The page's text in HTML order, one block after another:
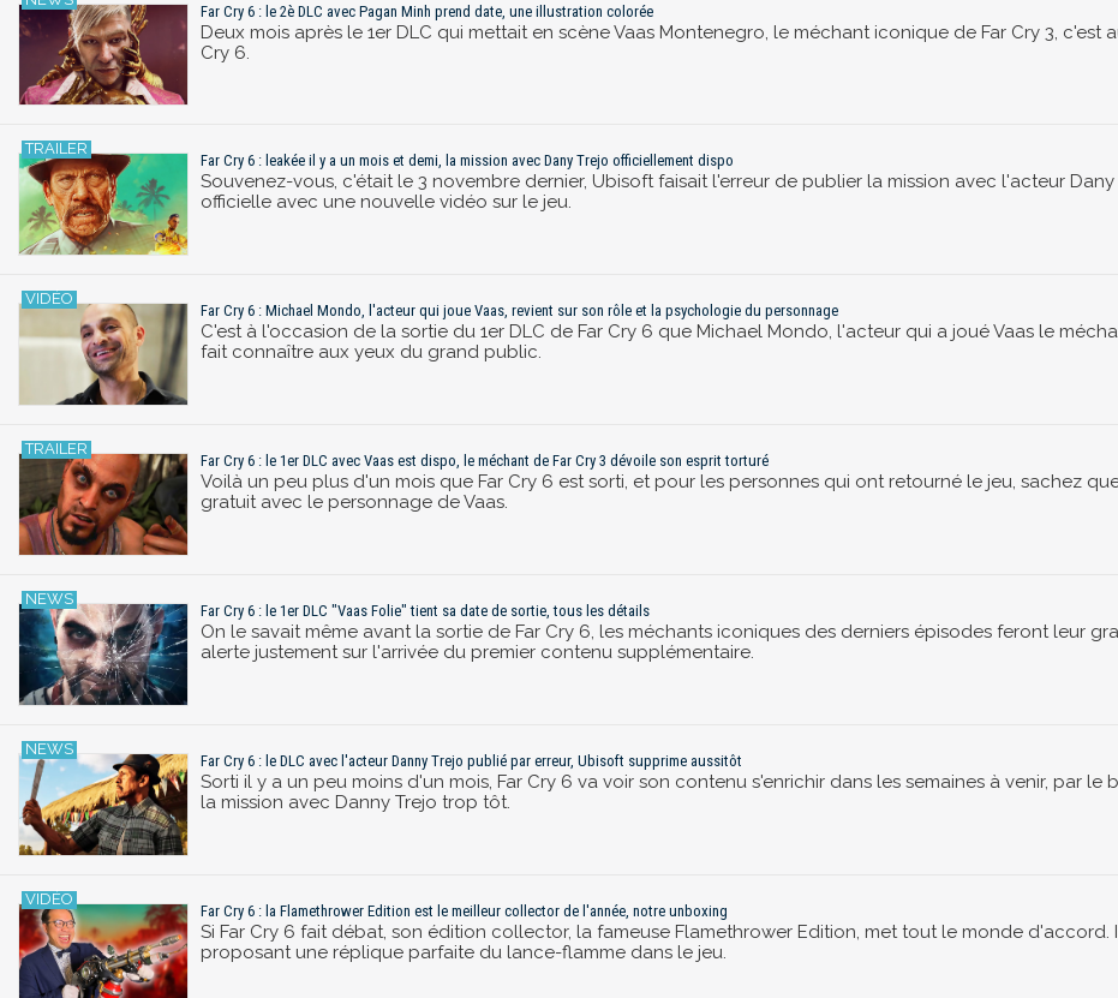
Far Cry 6 : le 2è DLC avec Pagan Minh prend date, une illustration colorée
Deux mois après le 1er DLC qui mettait en scène Vaas Montenegro, le méchant iconique de Far Cry 3,
Cry 6.
Far Cry 6 : leakée il y a un mois et demi, la mission avec Dany Trejo officiellement dispo
Souvenez-vous, c'était le 3 novembre dernier, Ubisoft faisait l'erreur de publier la mission avec l'acteur
officielle avec une nouvelle vidéo sur le jeu.
Far Cry 6 : Michael Mondo, l'acteur qui joue Vaas, revient sur son rôle et la psychologie du personnage
C'est à l'occasion de la sortie du 1er DLC de Far Cry 6 que Michael Mondo, l'acteur qui a joué Vaas le
fait connaître aux yeux du grand public.
Far Cry 6 : le 1er DLC avec Vaas est dispo, le méchant de Far Cry 3 dévoile son esprit torturé
Voilà un peu plus d'un mois que Far Cry 6 est sorti, et pour les personnes qui ont retourné le jeu, sachez
gratuit avec le personnage de Vaas.
Far Cry 6 : le 1er DLC "Vaas Folie" tient sa date de sortie, tous les détails
On le savait même avant la sortie de Far Cry 6, les méchants iconiques des derniers épisodes feront leur
alerte justement sur l'arrivée du premier contenu supplémentaire.
Far Cry 6 : le DLC avec l'acteur Danny Trejo publié par erreur, Ubisoft supprime aussitôt
Sorti il y a un peu moins d'un mois, Far Cry 6 va voir son contenu s'enrichir dans les semaines à venir, par le
la mission avec Danny Trejo trop tôt.
Far Cry 6 : la Flamethrower Edition est le meilleur collector de l'année, notre unboxing
Si Far Cry 6 fait débat, son édition collector, la fameuse Flamethrower Edition, met tout le monde
proposant une réplique parfaite du lance-flamme dans le jeu.